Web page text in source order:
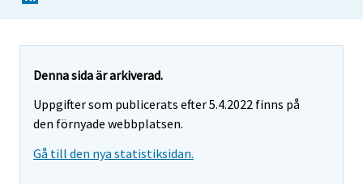
Denna sida är arkiverad.
Uppgifter som publicerats efter 5.4.2022 finns på
den förnyade webbplatsen.
Gå till den nya statistiksidan.